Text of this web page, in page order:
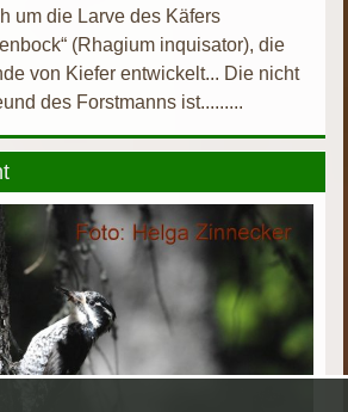
um die Larve des Käfers
(Rhagium inquisator), die
von Kiefer entwickelt... Die nicht
des Forstmanns ist.........